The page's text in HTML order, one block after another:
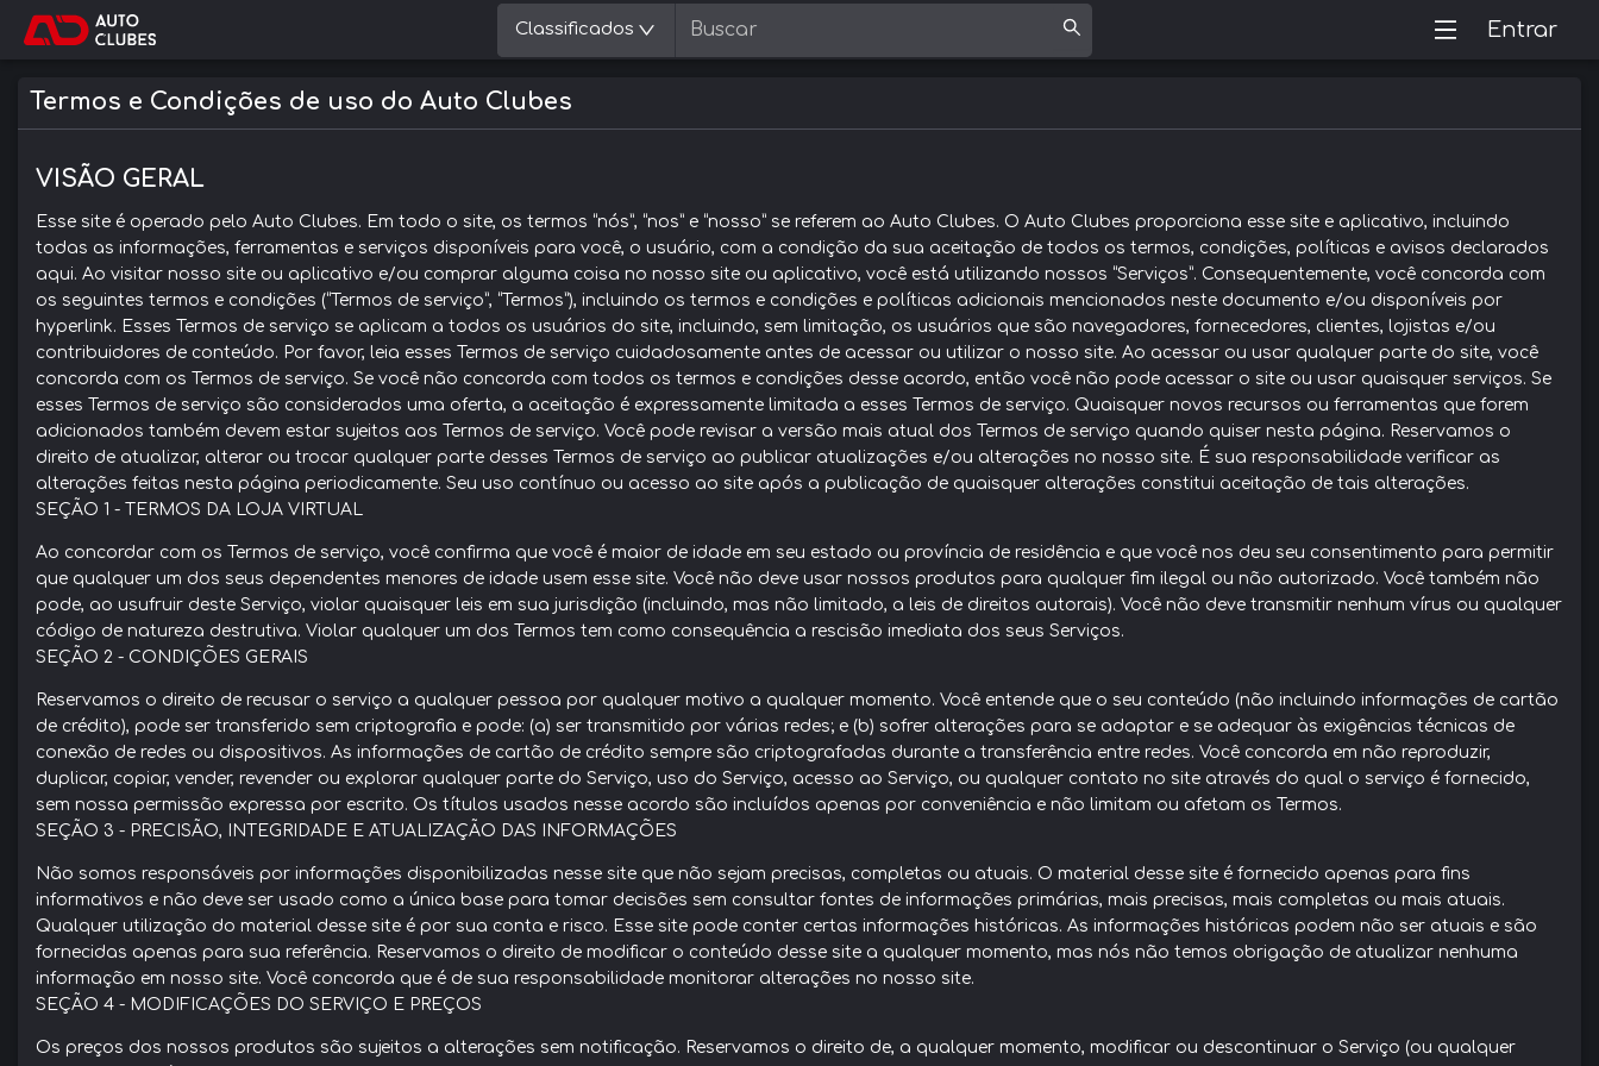
Classificados Entrar
Termos e Condições de uso do Auto Clubes
VISÃO GERAL
Esse site é operado pelo Auto Clubes. Em todo o site, os termos “nós”, “nos” e “nosso” se referem ao Auto Clubes. O Auto Clubes proporciona esse site e aplicativo, incluindo
todas as informações, ferramentas e serviços disponíveis para você, o usuário, com a condição da sua aceitação de todos os termos, condições, políticas e avisos declarados
aqui. Ao visitar nosso site ou aplicativo e/ou comprar alguma coisa no nosso site ou aplicativo, você está utilizando nossos “Serviços”. Consequentemente, você concorda com
os seguintes termos e condições (“Termos de serviço”, “Termos”), incluindo os termos e condições e políticas adicionais mencionados neste documento e/ou disponíveis por
hyperlink. Esses Termos de serviço se aplicam a todos os usuários do site, incluindo, sem limitação, os usuários que são navegadores, fornecedores, clientes, lojistas e/ou
contribuidores de conteúdo. Por favor, leia esses Termos de serviço cuidadosamente antes de acessar ou utilizar o nosso site. Ao acessar ou usar qualquer parte do site, você
concorda com os Termos de serviço. Se você não concorda com todos os termos e condições desse acordo, então você não pode acessar o site ou usar quaisquer serviços. Se
esses Termos de serviço são considerados uma oferta, a aceitação é expressamente limitada a esses Termos de serviço. Quaisquer novos recursos ou ferramentas que forem
adicionados também devem estar sujeitos aos Termos de serviço. Você pode revisar a versão mais atual dos Termos de serviço quando quiser nesta página. Reservamos o
direito de atualizar, alterar ou trocar qualquer parte desses Termos de serviço ao publicar atualizações e/ou alterações no nosso site. É sua responsabilidade verificar as
alterações feitas nesta página periodicamente. Seu uso contínuo ou acesso ao site após a publicação de quaisquer alterações constitui aceitação de tais alterações.
SEÇÃO 1 - TERMOS DA LOJA VIRTUAL
Ao concordar com os Termos de serviço, você confirma que você é maior de idade em seu estado ou província de residência e que você nos deu seu consentimento para permitir
que qualquer um dos seus dependentes menores de idade usem esse site. Você não deve usar nossos produtos para qualquer fim ilegal ou não autorizado. Você também não
pode, ao usufruir deste Serviço, violar quaisquer leis em sua jurisdição (incluindo, mas não limitado, a leis de direitos autorais). Você não deve transmitir nenhum vírus ou qualquer
código de natureza destrutiva. Violar qualquer um dos Termos tem como consequência a rescisão imediata dos seus Serviços.
SEÇÃO 2 - CONDIÇÕES GERAIS
Reservamos o direito de recusar o serviço a qualquer pessoa por qualquer motivo a qualquer momento. Você entende que o seu conteúdo (não incluindo informações de cartão
de crédito), pode ser transferido sem criptografia e pode: (a) ser transmitido por várias redes; e (b) sofrer alterações para se adaptar e se adequar às exigências técnicas de
conexão de redes ou dispositivos. As informações de cartão de crédito sempre são criptografadas durante a transferência entre redes. Você concorda em não reproduzir,
duplicar, copiar, vender, revender ou explorar qualquer parte do Serviço, uso do Serviço, acesso ao Serviço, ou qualquer contato no site através do qual o serviço é fornecido,
sem nossa permissão expressa por escrito. Os títulos usados nesse acordo são incluídos apenas por conveniência e não limitam ou afetam os Termos.
SEÇÃO 3 - PRECISÃO, INTEGRIDADE E ATUALIZAÇÃO DAS INFORMAÇÕES
Não somos responsáveis por informações disponibilizadas nesse site que não sejam precisas, completas ou atuais. O material desse site é fornecido apenas para fins
informativos e não deve ser usado como a única base para tomar decisões sem consultar fontes de informações primárias, mais precisas, mais completas ou mais atuais.
Qualquer utilização do material desse site é por sua conta e risco. Esse site pode conter certas informações históricas. As informações históricas podem não ser atuais e são
fornecidas apenas para sua referência. Reservamos o direito de modificar o conteúdo desse site a qualquer momento, mas nós não temos obrigação de atualizar nenhuma
informação em nosso site. Você concorda que é de sua responsabilidade monitorar alterações no nosso site.
SEÇÃO 4 - MODIFICAÇÕES DO SERVIÇO E PREÇOS
Os preços dos nossos produtos são sujeitos a alterações sem notificação. Reservamos o direito de, a qualquer momento, modificar ou descontinuar o Serviço (ou qualquer